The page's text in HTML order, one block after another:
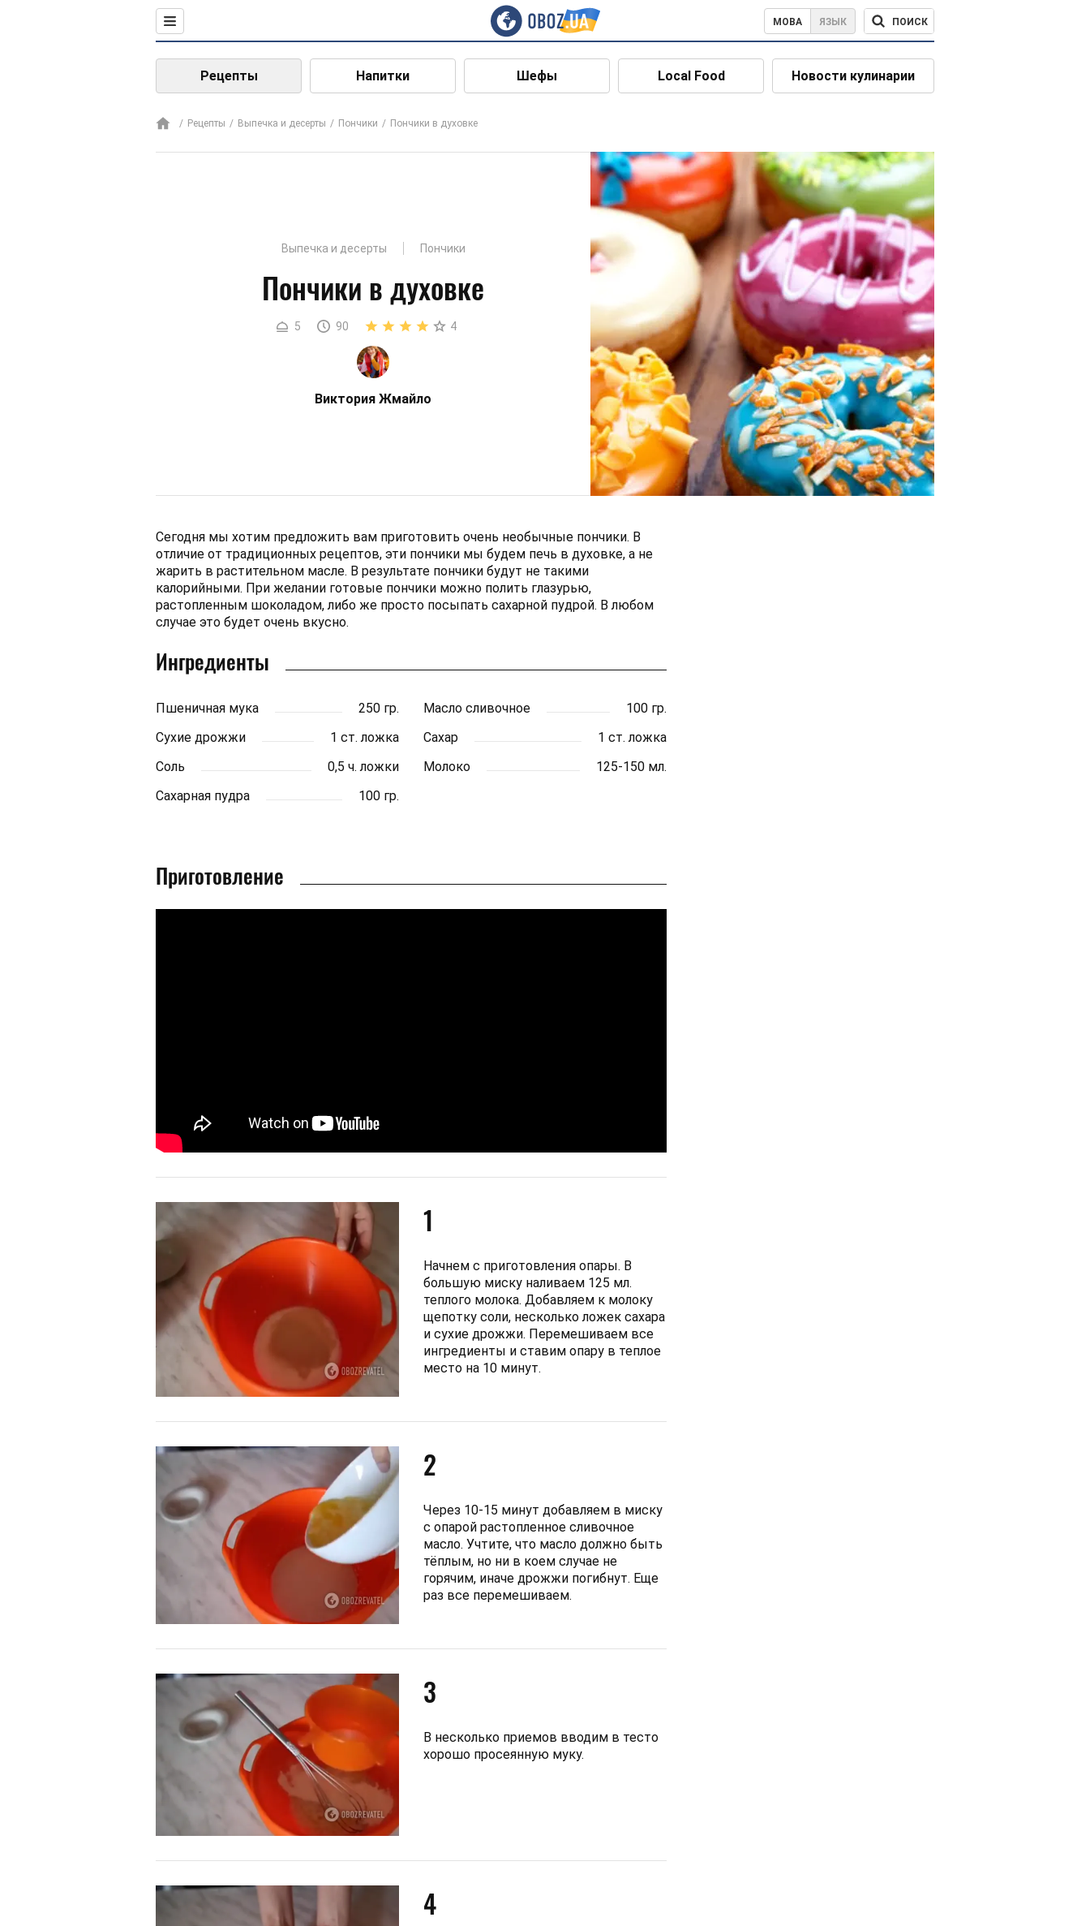
МОВА ЯЗЫК ПОИСК
Рецепты Напитки Шефы Local Food Новости кулинарии
Рецепты Выпечка и десерты Пончики Пончики в духовке
Выпечка и десерты Пончики
Пончики в духовке
5 90 4
Виктория Жмайло
Сегодня мы хотим предложить вам приготовить очень необычные пончики. В
отличие от традиционных рецептов, эти пончики мы будем печь в духовке, а не
жарить в растительном масле. В результате пончики будут не такими
калорийными. При желании готовые пончики можно полить глазурью,
растопленным шоколадом, либо же просто посыпать сахарной пудрой. В любом
случае это будет очень вкусно.
Ингредиенты
Пшеничная мука 250 гр. Масло сливочное
100 гр.
Сухие дрожжи
1 ст. ложка Сахар
1 ст. ложка
Соль
0,5 ч. ложки Молоко
125-150 мл.
Сахарная пудра
100 гр.
Приготовление
1
Начнем с приготовления опары. В
большую миску наливаем 125 мл.
теплого молока. Добавляем к молоку
щепотку соли, несколько ложек сахара
и сухие дрожжи. Перемешиваем все
ингредиенты и ставим опару в теплое
место на 10 минут.
2
Через 10-15 минут добавляем в миску
с опарой растопленное сливочное
масло. Учтите, что масло должно быть
тёплым, но ни в коем случае не
горячим, иначе дрожжи погибнут. Еще
раз все перемешиваем.
3
В несколько приемов вводим в тесто
хорошо просеянную муку.
4